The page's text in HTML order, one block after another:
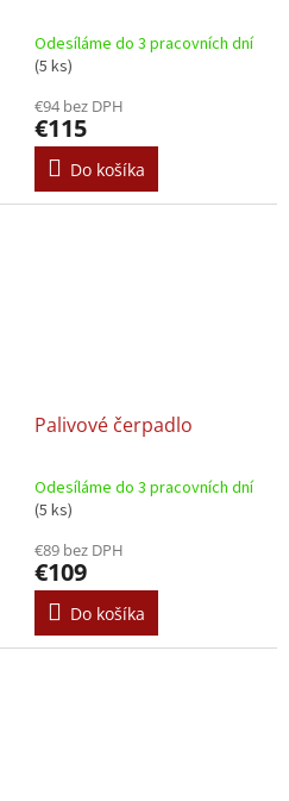
Odesíláme do 3 pracovních dní
(5 ks)
€94 bez DPH
€115
Do košíka
Palivové čerpadlo
Odesíláme do 3 pracovních dní
(5 ks)
€89 bez DPH
€109
Do košíka